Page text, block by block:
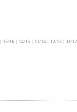
| 15/16 | 14/15 | 13/14 | 12/13 | 11/12